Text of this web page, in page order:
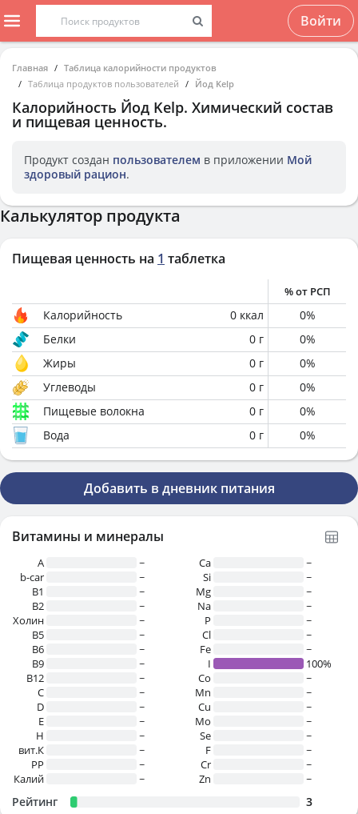
Войти
Главная
Таблица калорийности продуктов
Таблица продуктов пользователей
Йод Kelp
Калорийность Йод Kelp. Химический состав
и пищевая ценность.
Продукт создан пользователем в приложении Мой
здоровый рацион.
Калькулятор продукта
Пищевая ценность на 1 таблетка
% от РСП
Калорийность 0 ккал 0%
Белки
0 г 0%
Жиры
0 г 0%
Углеводы
0 г 0%
Пищевые волокна
0 г 0%
Вода
0 г 0%
Добавить в дневник питания
Витамины и минералы
A
~
b-car
~
В1
~
B2
~
Холин
~
B5
~
B6
~
B9
~
B12
~
C
~
D
~
E
~
H
~
вит.К
~
PP
~
Калий
~
Ca
~
Si
~
Mg
~
Na
~
P
~
Cl
~
Fe
~
I
100%
Co
~
Mn
~
Cu
~
Mo
~
Se
~
F
~
Cr
~
Zn
~
Рейтинг 3